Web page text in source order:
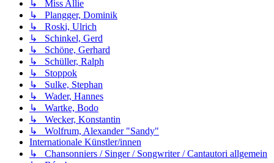
↳ Miss Allie
↳ Plangger, Dominik
↳ Roski, Ulrich
↳ Schinkel, Gerd
↳ Schöne, Gerhard
↳ Schüller, Ralph
↳ Stoppok
↳ Sulke, Stephan
↳ Wader, Hannes
↳ Wartke, Bodo
↳ Wecker, Konstantin
↳ Wolfrum, Alexander "Sandy"
Internationale Künstler/innen
↳ Chansonniers / Singer / Songwriter / Cantautori allgemein